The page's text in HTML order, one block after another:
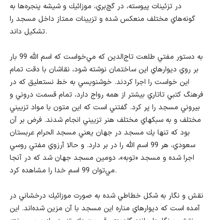
در تزئينات پيوسته، در گچ‌بري، موزائيك و شيشه پنجره‌ها به
گونه‌هاي مختلف منعكس شده و تزيينات ممتاز داخل مسجد را
تشكيل داند.
به دستور مفتي طلعت تاج‌الدين كه مي‌خواست كه اسم الله 99 بار
بر روي ديوارهاي اين ساختمان نوشته شود، نقاشان با دقت تمام
اين خواست را اجرا كردند. خوشنويسي به خط نستعليق كه در
فرهنگ كتبي تاتاري بيشتر از همه رواج دارد، تمام قسمت دروني و
بيروني مسجد را پر كرد. گفتني است كه اين متون با مواد تزييني
مختلف و به سبكهاي مختلف هنر تزييني انجام شدند. فرض بر آن
بود كه تنها يك مسجد در جهان يعني مسجد الحرام عربستان
سعودي، هر 99 اسم الله را در بر دارد. و حالا آرزوي مفتي روسي
اجرا شده و مسجد «توبه»، دومين مسجد جهان شد كه در آنجا
مي‌توان 99 اسم خدا را مشاهده كرد.
نقش و نگار به شكل خطاطي شده به صورت موزائيك درخشاني در
آمده است كه ديوارهاي مناره اين مسجد با آن مزين شده‌اند. اين